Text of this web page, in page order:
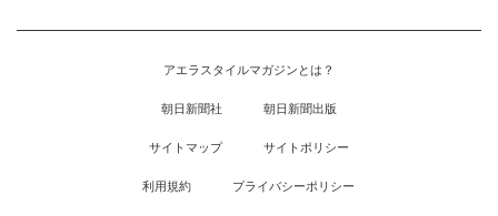
アエラスタイルマガジンとは？
朝日新聞社 朝日新聞出版
サイトマップ サイトポリシー
利用規約 プライバシーポリシー